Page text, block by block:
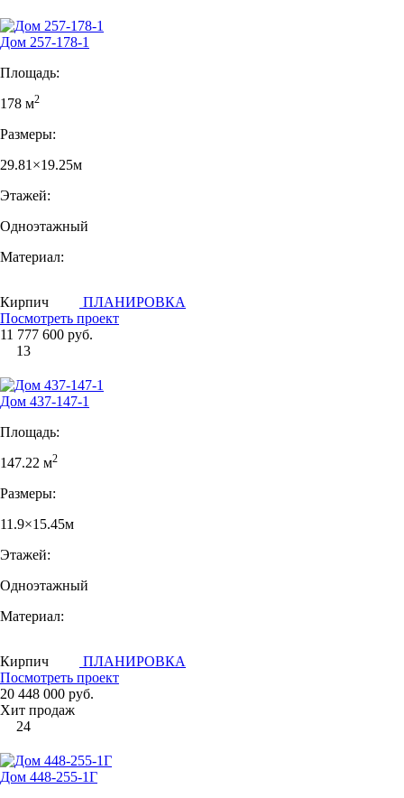
Дом 257-178-1
Площадь:
178 м2
Размеры:
29.81×19.25м
Этажей:
Одноэтажный
Материал:
Кирпич
ПЛАНИРОВКА
Посмотреть проект
11 777 600 руб.
13
Дом 437-147-1
Площадь:
147.22 м2
Размеры:
11.9×15.45м
Этажей:
Одноэтажный
Материал:
Кирпич
ПЛАНИРОВКА
Посмотреть проект
20 448 000 руб.
Хит продаж
24
Дом 448-255-1Г